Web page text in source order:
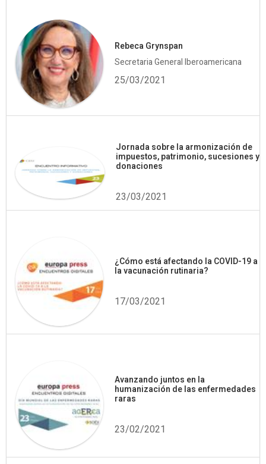
Rebeca Grynspan
Secretaria General Iberoamericana
25/03/2021
Jornada sobre la armonización de
impuestos, patrimonio, sucesiones y
donaciones
23/03/2021
¿Cómo está afectando la COVID-19 a
la vacunación rutinaria?
17/03/2021
Avanzando juntos en la
humanización de las enfermedades
raras
23/02/2021